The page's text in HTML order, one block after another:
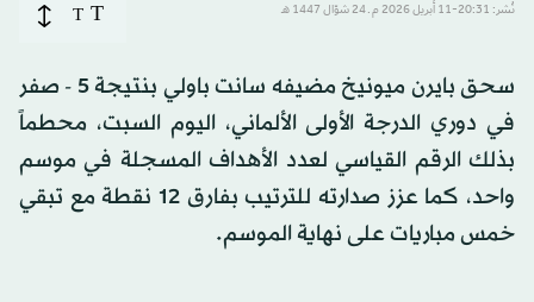
نُشر: 20:31-11 أبريل 2026 م ـ 24 شوّال 1447 هـ T
T
سحق بايرن ميونيخ مضيفه سانت باولي بنتيجة 5 - صفر
في دوري الدرجة الأولى الألماني، اليوم السبت، محطماً
بذلك الرقم القياسي لعدد الأهداف المسجلة في موسم
واحد، كما عزز صدارته للترتيب بفارق 12 نقطة مع تبقي
خمس مباريات على نهاية الموسم.